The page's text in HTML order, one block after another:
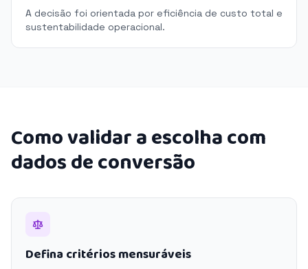
A decisão foi orientada por eficiência de custo total e
sustentabilidade operacional.
Como validar a escolha com
dados de conversão
Defina critérios mensuráveis